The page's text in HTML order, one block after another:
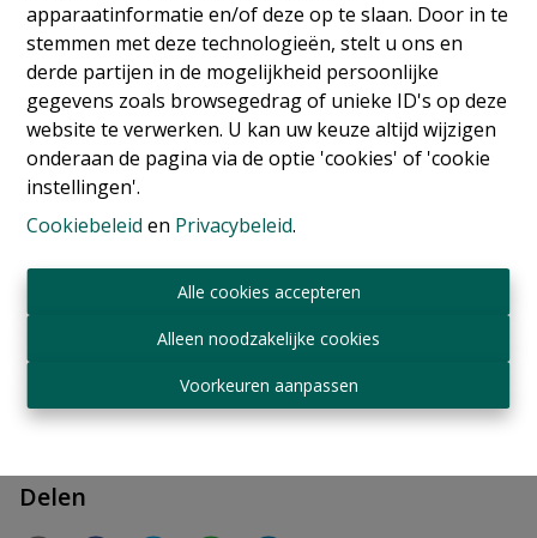
apparaatinformatie en/of deze op te slaan. Door in te
stemmen met deze technologieën, stelt u ons en
derde partijen in de mogelijkheid persoonlijke
gegevens zoals browsegedrag of unieke ID's op deze
website te verwerken. U kan uw keuze altijd wijzigen
onderaan de pagina via de optie 'cookies' of 'cookie
instellingen'.
Cookiebeleid en Privacybeleid.
Alle cookies accepteren
Alleen noodzakelijke cookies
Voorkeuren aanpassen
Info aanvragen
Delen